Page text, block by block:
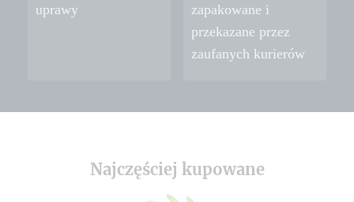
uprawy
zapakowane i
przekazane przez
zaufanych kurierów
Najczęściej kupowane